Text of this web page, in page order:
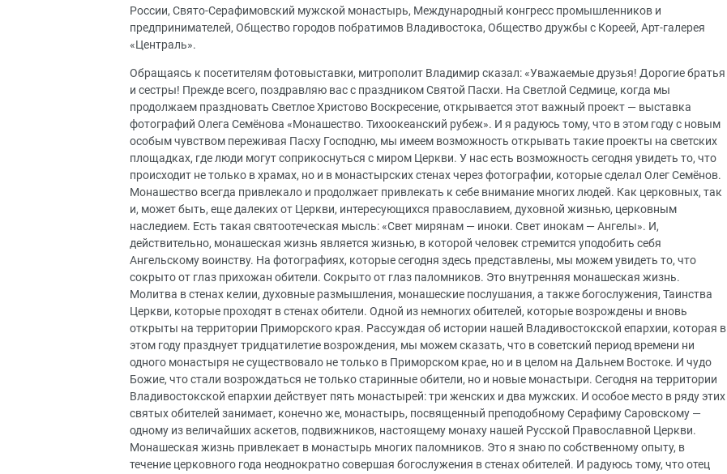
России, Свято-Серафимовский мужской монастырь, Международный конгресс промышленников и
предпринимателей, Общество городов побратимов Владивостока, Общество дружбы с Кореей, Арт-галерея
«Централь».
Обращаясь к посетителям фотовыставки, митрополит Владимир сказал: «Уважаемые друзья! Дорогие братья
и сестры! Прежде всего, поздравляю вас с праздником Святой Пасхи. На Светлой Седмице, когда мы
продолжаем праздновать Светлое Христово Воскресение, открывается этот важный проект — выставка
фотографий Олега Семёнова «Монашество. Тихоокеанский рубеж». И я радуюсь тому, что в этом году с новым
особым чувством переживая Пасху Господню, мы имеем возможность открывать такие проекты на светских
площадках, где люди могут соприкоснуться с миром Церкви. У нас есть возможность сегодня увидеть то, что
происходит не только в храмах, но и в монастырских стенах через фотографии, которые сделал Олег Семёнов.
Монашество всегда привлекало и продолжает привлекать к себе внимание многих людей. Как церковных, так
и, может быть, еще далеких от Церкви, интересующихся православием, духовной жизнью, церковным
наследием. Есть такая святоотеческая мысль: «Свет мирянам — иноки. Свет инокам — Ангелы». И,
действительно, монашеская жизнь является жизнью, в которой человек стремится уподобить себя
Ангельскому воинству. На фотографиях, которые сегодня здесь представлены, мы можем увидеть то, что
сокрыто от глаз прихожан обители. Сокрыто от глаз паломников. Это внутренняя монашеская жизнь.
Молитва в стенах келии, духовные размышления, монашеские послушания, а также богослужения, Таинства
Церкви, которые проходят в стенах обители. Одной из немногих обителей, которые возрождены и вновь
открыты на территории Приморского края. Рассуждая об истории нашей Владивостокской епархии, которая в
этом году празднует тридцатилетие возрождения, мы можем сказать, что в советский период времени ни
одного монастыря не существовало не только в Приморском крае, но и в целом на Дальнем Востоке. И чудо
Божие, что стали возрождаться не только старинные обители, но и новые монастыри. Сегодня на территории
Владивостокской епархии действует пять монастырей: три женских и два мужских. И особое место в ряду этих
святых обителей занимает, конечно же, монастырь, посвященный преподобному Серафиму Саровскому —
одному из величайших аскетов, подвижников, настоящему монаху нашей Русской Православной Церкви.
Монашеская жизнь привлекает в монастырь многих паломников. Это я знаю по собственному опыту, в
течение церковного года неоднократно совершая богослужения в стенах обителей. И радуюсь тому, что отец